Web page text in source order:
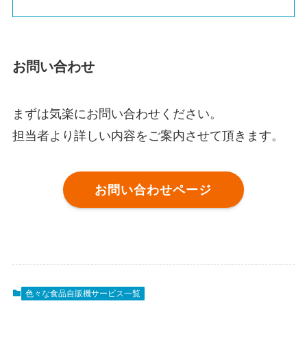
お問い合わせ
まずは気楽にお問い合わせください。
担当者より詳しい内容をご案内させて頂きます。
お問い合わせページ
色々な食品自販機サービス一覧